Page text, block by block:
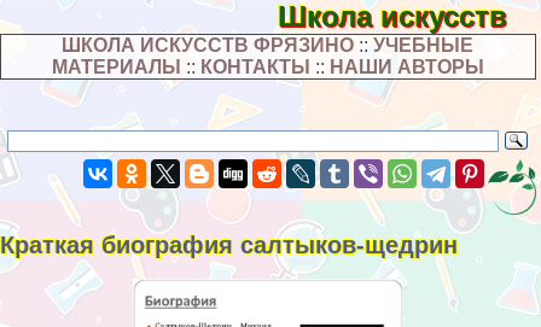
Школа искусств
ШКОЛА ИСКУССТВ ФРЯЗИНО ::УЧЕБНЫЕ
МАТЕРИАЛЫ :: КОНТАКТЫ :: НАШИ АВТОРЫ
Краткая биография салтыков-щедрин